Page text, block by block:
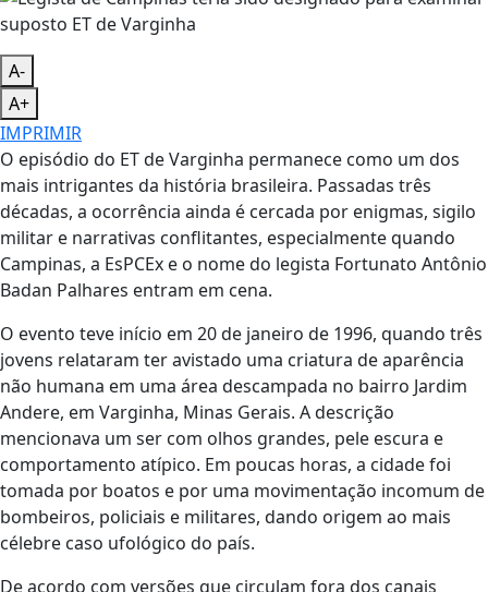
A-
A+
IMPRIMIR
O episódio do ET de Varginha permanece como um dos
mais intrigantes da história brasileira. Passadas três
décadas, a ocorrência ainda é cercada por enigmas, sigilo
militar e narrativas conflitantes, especialmente quando
Campinas, a EsPCEx e o nome do legista Fortunato Antônio
Badan Palhares entram em cena.
O evento teve início em 20 de janeiro de 1996, quando três
jovens relataram ter avistado uma criatura de aparência
não humana em uma área descampada no bairro Jardim
Andere, em Varginha, Minas Gerais. A descrição
mencionava um ser com olhos grandes, pele escura e
comportamento atípico. Em poucas horas, a cidade foi
tomada por boatos e por uma movimentação incomum de
bombeiros, policiais e militares, dando origem ao mais
célebre caso ufológico do país.
De acordo com versões que circulam fora dos canais